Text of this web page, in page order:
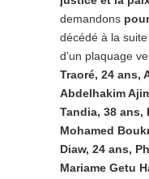
demandons
décédé à la suite
d’un plaquage
Traoré, 24 ans,
Abdelhakim
Tandia, 38 ans,
Mohamed
Diaw, 24 ans,
Mariame Getu